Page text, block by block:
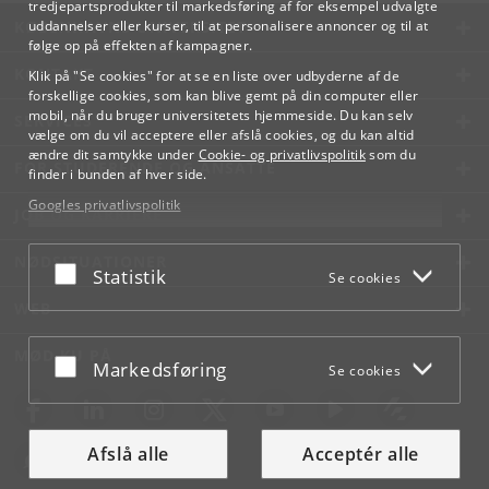
tredjepartsprodukter til markedsføring af for eksempel udvalgte
uddannelser eller kurser, til at personalisere annoncer og til at
følge op på effekten af kampagner.
Klik på "Se cookies" for at se en liste over udbyderne af de
forskellige cookies, som kan blive gemt på din computer eller
mobil, når du bruger universitetets hjemmeside. Du kan selv
vælge om du vil acceptere eller afslå cookies, og du kan altid
ændre dit samtykke under Cookie- og privatlivspolitiksom du
finder i bunden af hver side.
Googles privatlivspolitik
Acceptér eller afslå
Statistik Se cookies
Acceptér eller afslå
Markedsføring Se cookies
Afslå alle Acceptér alle
KØBENHAVNS UNIVERSITET
KONTAKT
SERVICES
FOR STUDERENDE OG ANSATTE
JOB OG KARRIERE
NØDSITUATIONER
WEB
MØD KU PÅ